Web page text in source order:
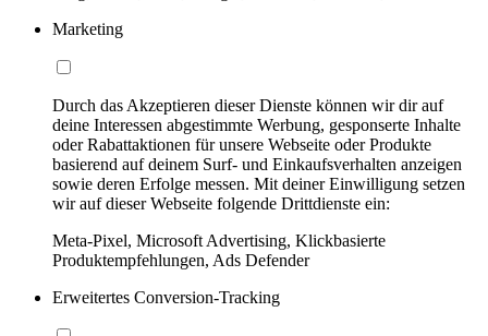
Marketing
Durch das Akzeptieren dieser Dienste können wir dir auf
deine Interessen abgestimmte Werbung, gesponserte Inhalte
oder Rabattaktionen für unsere Webseite oder Produkte
basierend auf deinem Surf- und Einkaufsverhalten anzeigen
sowie deren Erfolge messen. Mit deiner Einwilligung setzen
wir auf dieser Webseite folgende Drittdienste ein:
Meta-Pixel, Microsoft Advertising, Klickbasierte
Produktempfehlungen, Ads Defender
Erweitertes Conversion-Tracking